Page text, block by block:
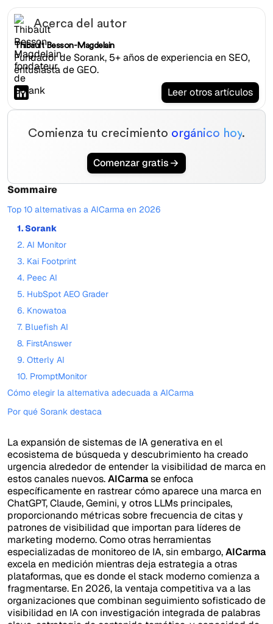
Acerca del autor
Thibault Besson-Magdelain
Fundador de Sorank, 5+ años de experiencia en SEO,
entusiasta de GEO.
Leer otros artículos
Comienza tu crecimiento orgánico hoy.
Comenzar gratis
Sommaire
Top 10 alternativas a AICarma en 2026
1. Sorank
2. AI Monitor
3. Kai Footprint
4. Peec AI
5. HubSpot AEO Grader
6. Knowatoa
7. Bluefish AI
8. FirstAnswer
9. Otterly AI
10. PromptMonitor
Cómo elegir la alternativa adecuada a AICarma
Por qué Sorank destaca
La expansión de sistemas de IA generativa en el
ecosistema de búsqueda y descubrimiento ha creado
urgencia alrededor de entender la visibilidad de marca en
estos canales nuevos.AICarmase enfoca
específicamente en rastrear cómo aparece una marca en
ChatGPT, Claude, Gemini, y otros LLMs principales,
proporcionando métricas sobre frecuencia de citas y
patrones de visibilidad que importan para líderes de
marketing moderno. Como otras herramientas
especializadas de monitoreo de IA, sin embargo,AICarma
excela en medición mientras deja estrategia a otras
plataformas, que es donde el stack moderno comienza a
fragmentarse. En 2026, la ventaja competitiva va a las
organizaciones que combinan seguimiento sofisticado de
visibilidad en IA con investigación integrada de palabras